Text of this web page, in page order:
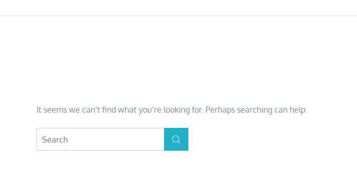
It seems we can’t find what you’re looking for. Perhaps searching can help.
for:
Search